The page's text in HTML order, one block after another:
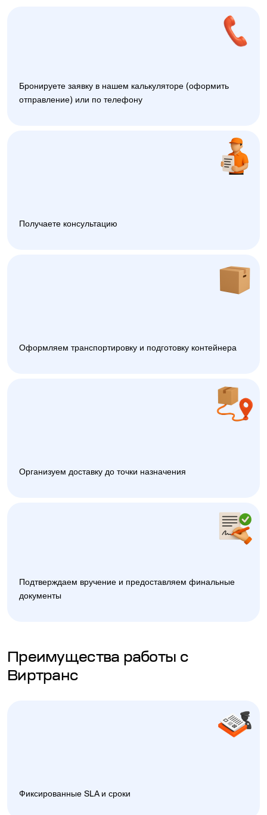
Бронируете заявку в нашем калькуляторе (оформить
отправление) или по телефону
Получаете консультацию
Оформляем транспортировку и подготовку контейнера
Организуем доставку до точки назначения
Подтверждаем вручение и предоставляем финальные
документы
Преимущества работы с
Виртранс
Фиксированные SLA и сроки